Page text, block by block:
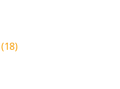
(18)